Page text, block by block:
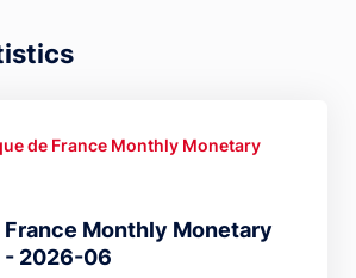
France Monthly Monetary
- 2026-06
de France Monthly Monetary